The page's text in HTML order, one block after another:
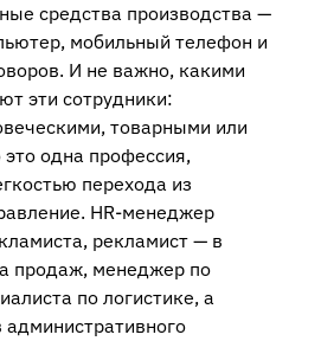
средства производства —
мобильный телефон и
И не важно, какими
эти сотрудники:
товарными или
одна профессия,
перехода из
НR-менеджер
рекламист — в
продаж, менеджер по
по логистике, а